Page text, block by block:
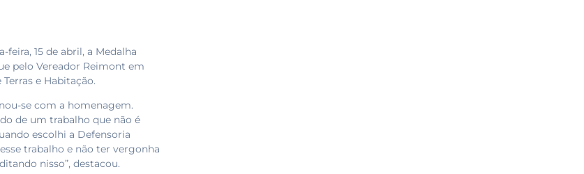
15 de abril, a Medalha
pelo Vereador Reimont em
e Habitação.
se com a homenagem.
de um trabalho que não é
escolhi a Defensoria
trabalho e não ter vergonha
nisso”, destacou.